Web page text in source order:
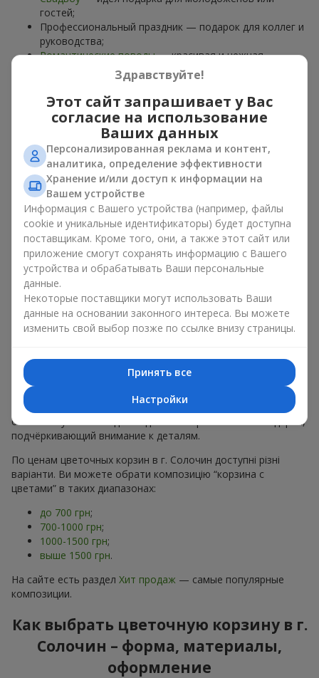
гостей;
Профессиональный праздник — подарок для коллег и
руководства;
Романтические поводы— красивая и нежная
Корпоративные события— подарок деловому
партнёру.
Цветочная корзина — универсальный подарок для любого
возраста. Стильные ручные композиции позволяют
передать любые эмоции: благодарность, восхищение,
поддержку,любовь
Виды цветочных корзин в г.
Солочин: классика,
романтика, минимализм
Ассортимент цветочных корзин наflowers.uaвключает
варианты на любой вкус:
Классические композиции— сочетанияроз, лилий,
хризантемв строгих формах;
Минималистичные решения— натуральные формы,
акцент на цвет или текстуру.
Есть также
VIP-композиции— роскошные корзины для
особых случаев. Каждое изделие — оригинальный подарок,
подчёркивающий внимание к деталям.
По ценам цветочных корзин в г. Солочин доступні різні
варіанти. Ви можете обрати композицію “корзина с
цветами” в таких диапазонах:
до 700 грн;
700-1000 грн;
1000-1500 грн;
выше 1500 грн.
На сайте есть раздел Хит продаж — самые популярные
композиции.
Как выбрать цветочную корзину в г.
Солочин – форма, материалы,
оформление
Здравствуйте!
Этот сайт запрашивает у Вас
согласие на использование
Ваших данных
Персонализированная реклама и контент,
аналитика, определение эффективности
Хранение и/или доступ к информации на
Вашем устройстве
Информация с Вашего устройства (например, файлы
cookie и уникальные идентификаторы) будет доступна
поставщикам. Кроме того, они, а также этот сайт или
приложение смогут сохранять информацию с Вашего
устройства и обрабатывать Ваши персональные
данные.
Некоторые поставщики могут использовать Ваши
данные на основании законного интереса. Вы можете
изменить свой выбор позже по ссылке внизу страницы.
Принять все
Настройки